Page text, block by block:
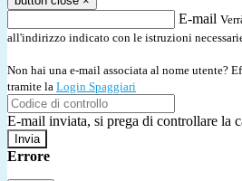
E-mail
all'indirizzo indicato con le istruzioni
Non hai una e-mail associata al nome utente?
tramite la Login Spaggiari
E-mail inviata, si prega di controllare la
Errore